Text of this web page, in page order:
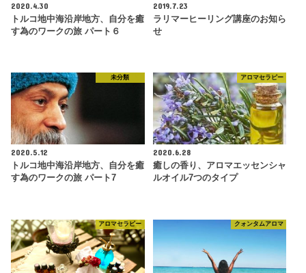
2020.4.30
トルコ地中海沿岸地方、自分を癒
す為のワークの旅 パート６
2019.7.23
ラリマーヒーリング講座のお知ら
せ
未分類
2020.5.12
トルコ地中海沿岸地方、自分を癒
す為のワークの旅 パート7
アロマセラピー
2020.6.28
癒しの香り、アロマエッセンシャ
ルオイル7つのタイプ
アロマセラピー クォンタムアロマ